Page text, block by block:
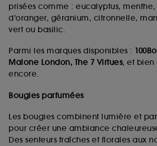
prisées comme : eucalyptus,
d’oranger, géranium, citronnelle,
vert ou basilic.
Parmi les marques disponibles :
Malone London, The 7 Virtues, et bien
encore.
Bougies parfumées
Les bougies combinent lumière et
pour créer une ambiance
Des senteurs fraîches et florales aux